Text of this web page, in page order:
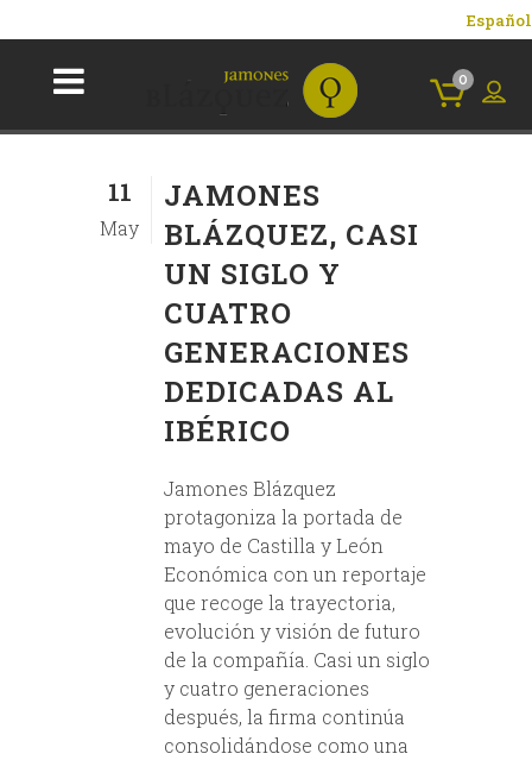
Español
0
11
May
JAMONES
BLÁZQUEZ, CASI
UN SIGLO Y
CUATRO
GENERACIONES
DEDICADAS AL
IBÉRICO
Jamones Blázquez
protagoniza la portada de
mayo de Castilla y León
Económica con un reportaje
que recoge la trayectoria,
evolución y visión de futuro
de la compañía. Casi un siglo
y cuatro generaciones
después, la firma continúa
consolidándose como una